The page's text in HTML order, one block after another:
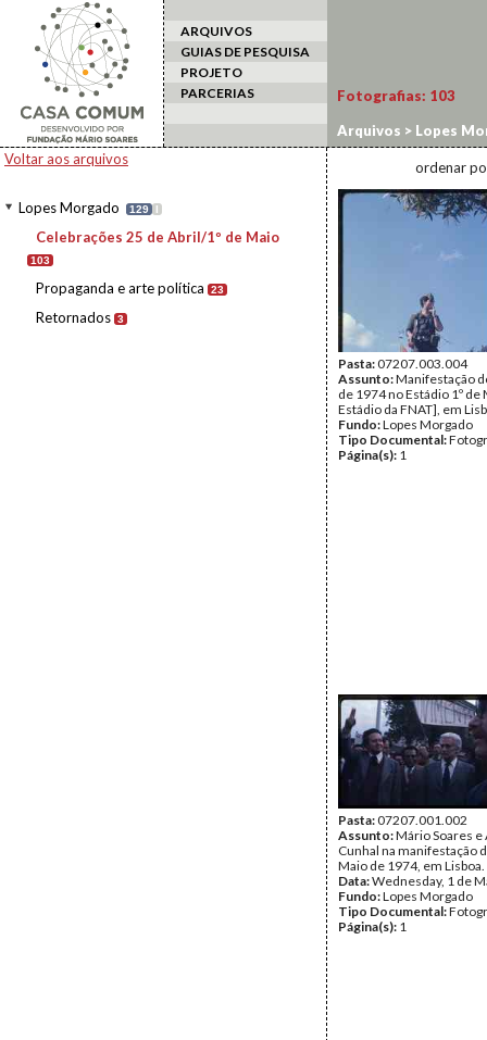
ARQUIVOS
GUIAS DE PESQUISA
PROJETO
PARCERIAS
Voltar aos arquivos
Lopes Morgado 129 I
Celebrações 25 de Abril/1º de Maio
103
Propaganda e arte política 23
Retornados 3
Fotografias: 103
Arquivos > Lopes
ordenar
Pasta:07207.003.004
Assunto:Manifestação
de 1974 no Estádio 1º de
Estádio da FNAT], em
Fundo:Lopes Morgado
Tipo Documental:
Página(s): 1
Pasta:07207.001.002
Assunto:Mário Soares e
Cunhal na manifestação
Maio de 1974, em Lisboa.
Data:Wednesday, 1 de
Fundo:Lopes Morgado
Tipo Documental:
Página(s): 1